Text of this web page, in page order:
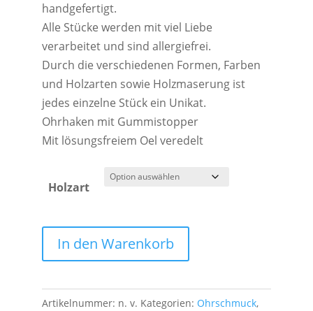
handgefertigt.
Alle Stücke werden mit viel Liebe
verarbeitet und sind allergiefrei.
Durch die verschiedenen Formen, Farben
und Holzarten sowie Holzmaserung ist
jedes einzelne Stück ein Unikat.
Ohrhaken mit Gummistopper
Mit lösungsfreiem Oel veredelt
Holzart
Ohrschmuck
Menge
In den Warenkorb
Artikelnummer: n. v. Kategorien: Ohrschmuck,